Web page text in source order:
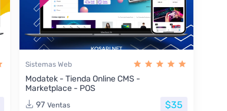
Sistemas Web
Modatek - Tienda Online CMS -
Marketplace - POS
97 Ventas $35